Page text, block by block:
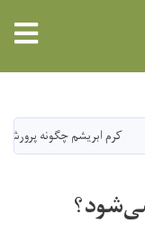
کرم ابریشم چگونه